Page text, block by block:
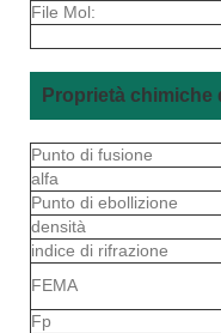
File Mol:
Proprietà chimiche
Punto di fusione
alfa
Punto di ebollizione
densità
indice di rifrazione
FEMA
Fp